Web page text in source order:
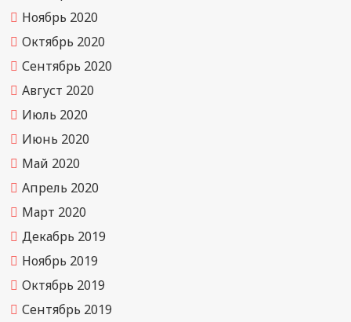
Ноябрь 2020
Октябрь 2020
Сентябрь 2020
Август 2020
Июль 2020
Июнь 2020
Май 2020
Апрель 2020
Март 2020
Декабрь 2019
Ноябрь 2019
Октябрь 2019
Сентябрь 2019